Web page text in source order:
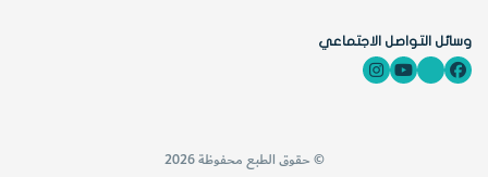
وسائل التواصل الاجتماعي
© حقوق الطبع محفوظة 2026